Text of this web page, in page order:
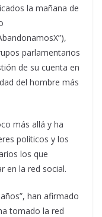
la mañana de
parlamentarios
de su cuenta en
del hombre más
más allá y ha
políticos y los
los que
en la red social.
han afirmado
tomado la red